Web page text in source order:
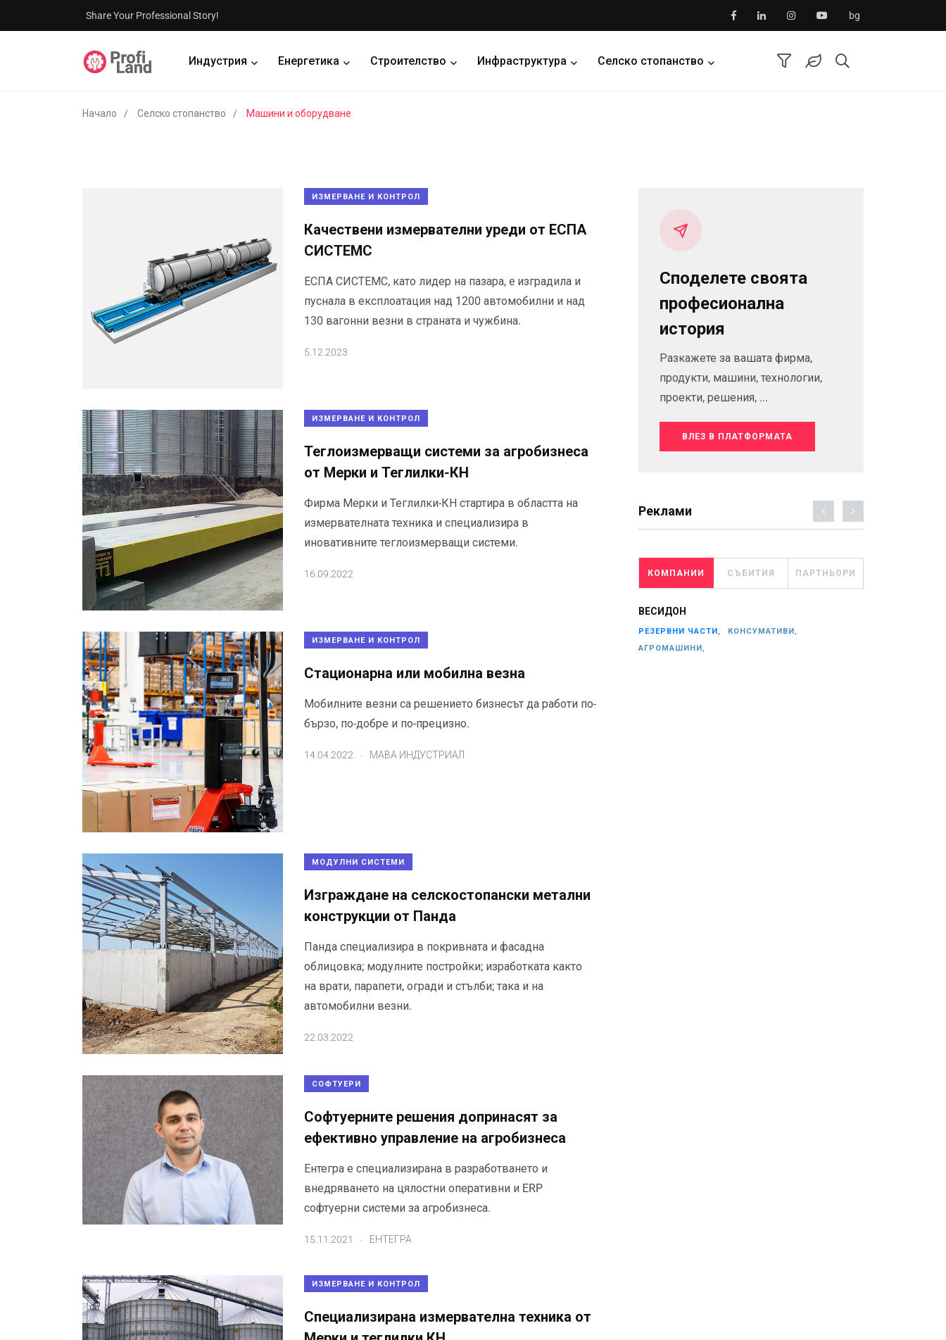
Share Your Professional Story! bg
Индустрия Енергетика Строителство Инфраструктура Селско стопанство
Начало Селско стопанство Машини и оборудване
ИЗМЕРВАНЕ И КОНТРОЛ
Качествени измервателни уреди от ЕСПА
СИСТЕМС
ЕСПА СИСТЕМС, като лидер на пазара, e изградила и
пуснала в експлоатация над 1200 автомобилни и над
130 вагонни везни в страната и чужбина.
5.12.2023
ИЗМЕРВАНЕ И КОНТРОЛ
Теглоизмерващи системи за агробизнеса
от Мерки и Теглилки-КН
Фирма Мерки и Теглилки-КН стартира в областта на
измервателната техника и специализира в
иновативните теглоизмерващи системи.
16.09.2022
ИЗМЕРВАНЕ И КОНТРОЛ
Стационарна или мобилна везна
Мобилните везни са решението бизнесът да работи по-
бързо, по-добре и по-прецизно.
14.04.2022 МАВА ИНДУСТРИАЛ
МОДУЛНИ СИСТЕМИ
Изграждане на селскостопански метални
конструкции от Панда
Панда специализира в покривната и фасадна
облицовка; модулните постройки; изработката както
на врати, парапети, огради и стълби; така и на
автомобилни везни.
22.03.2022
СОФТУЕРИ
Софтуерните решения допринасят за
ефективно управление на агробизнеса
Ентегра е специализирана в разработването и
внедряването на цялостни оперативни и ERP
софтуерни системи за агробизнеса.
15.11.2021 ЕНТЕГРА
ИЗМЕРВАНЕ И КОНТРОЛ
Специализирана измервателна техника от
Споделете своята
професионална
история
Разкажете за вашата фирма,
продукти, машини, технологии,
проекти, решения, ...
ВЛЕЗ В ПЛАТФОРМАТА
Реклами
КОМПАНИИ СЪБИТИЯ ПАРТНЬОРИ
ВЕСИДОН
РЕЗЕРВНИ ЧАСТИ,
КОНСУМАТИВИ,
АГРОМАШИНИ,